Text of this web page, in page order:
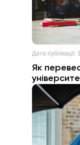
Дата публікації:
Як